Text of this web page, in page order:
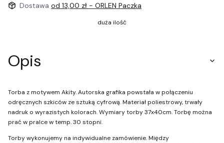
Dostawa od 13,00 zł - ORLEN Paczka
duża ilość
Opis
Torba z motywem Akity. Autorska grafika powstała w połączeniu
odręcznych szkiców ze sztuką cyfrową. Materiał poliestrowy, trwały
nadruk o wyrazistych kolorach. Wymiary torby 37x40cm. Torbę można
prać w pralce w temp. 30 stopni.
Torby wykonujemy na indywidualne zamówienie. Między